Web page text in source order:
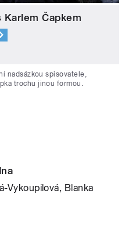
Karlem Čapkem
nadsázkou spisovatele,
trochu jinou formou.
Vykoupilová, Blanka